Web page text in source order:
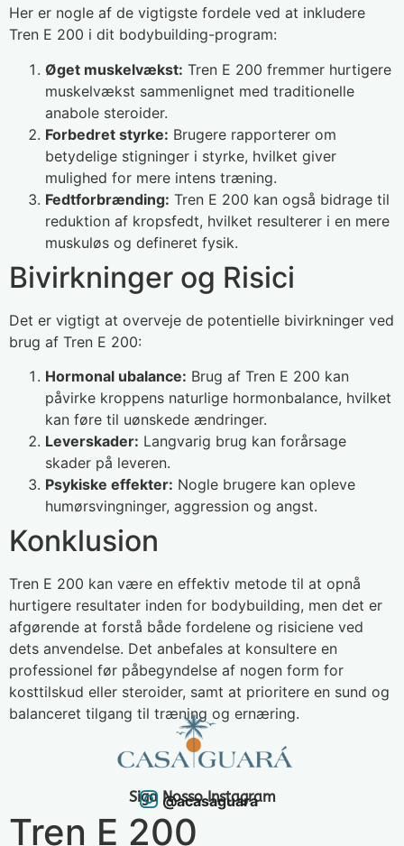
Her er nogle af de vigtigste fordele ved at inkludere
Tren E 200 i dit bodybuilding-program:
Øget muskelvækst: Tren E 200 fremmer hurtigere
muskelvækst sammenlignet med traditionelle
anabole steroider.
Forbedret styrke: Brugere rapporterer om
betydelige stigninger i styrke, hvilket giver
mulighed for mere intens træning.
Fedtforbrænding: Tren E 200 kan også bidrage til
reduktion af kropsfedt, hvilket resulterer i en mere
muskuløs og defineret fysik.
Bivirkninger og Risici
Det er vigtigt at overveje de potentielle bivirkninger ved
brug af Tren E 200:
Hormonal ubalance: Brug af Tren E 200 kan
påvirke kroppens naturlige hormonbalance, hvilket
kan føre til uønskede ændringer.
Leverskader: Langvarig brug kan forårsage
skader på leveren.
Psykiske effekter: Nogle brugere kan opleve
humørsvingninger, aggression og angst.
Konklusion
Tren E 200 kan være en effektiv metode til at opnå
hurtigere resultater inden for bodybuilding, men det er
afgørende at forstå både fordelene og risiciene ved
dets anvendelse. Det anbefales at konsultere en
professionel før påbegyndelse af nogen form for
kosttilskud eller steroider, samt at prioritere en sund og
balanceret tilgang til træning og ernæring.
Siga Nosso Instagram
@acasaguara
Tren E 200